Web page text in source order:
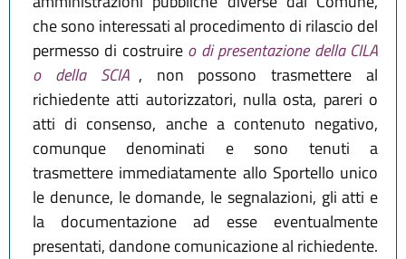
che sono interessati al procedimento di rilascio del
permesso di costruire o di presentazione della CILA
o della SCIA , non possono trasmettere al
richiedente atti autorizzatori, nulla osta, pareri o
atti di consenso, anche a contenuto negativo,
comunque denominati e sono tenuti a
trasmettere immediatamente allo Sportello unico
le denunce, le domande, le segnalazioni, gli atti e
la documentazione ad esse eventualmente
presentati, dandone comunicazione al richiedente.